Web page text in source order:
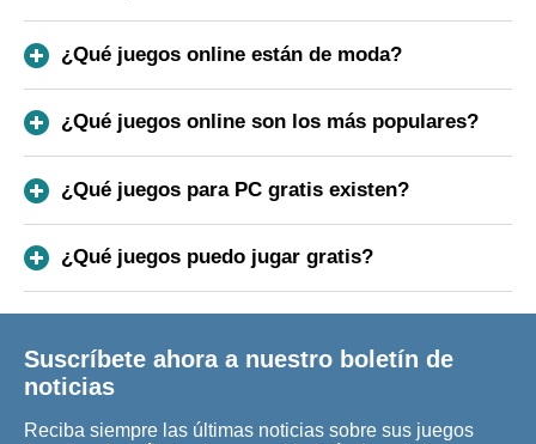
¿Qué juegos online están de moda?
¿Qué juegos online son los más populares?
¿Qué juegos para PC gratis existen?
¿Qué juegos puedo jugar gratis?
Suscríbete ahora a nuestro boletín de
noticias
Reciba siempre las últimas noticias sobre sus juegos